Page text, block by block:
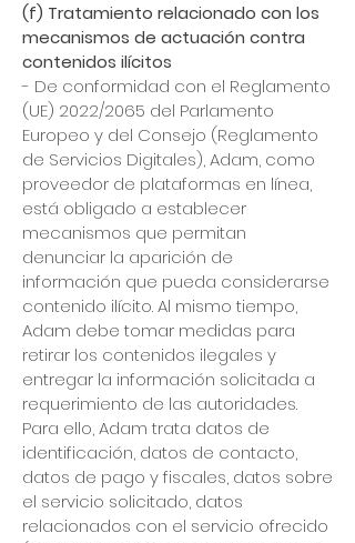
(f) Tratamiento relacionado con los
mecanismos de actuación contra
contenidos ilícitos
- De conformidad con el Reglamento
(UE) 2022/2065 del Parlamento
Europeo y del Consejo (Reglamento
de Servicios Digitales), Adam, como
proveedor de plataformas en línea,
está obligado a establecer
mecanismos que permitan
denunciar la aparición de
información que pueda considerarse
contenido ilícito. Al mismo tiempo,
Adam debe tomar medidas para
retirar los contenidos ilegales y
entregar la información solicitada a
requerimiento de las autoridades.
Para ello, Adam trata datos de
identificación, datos de contacto,
datos de pago y fiscales, datos sobre
el servicio solicitado, datos
relacionados con el servicio ofrecido